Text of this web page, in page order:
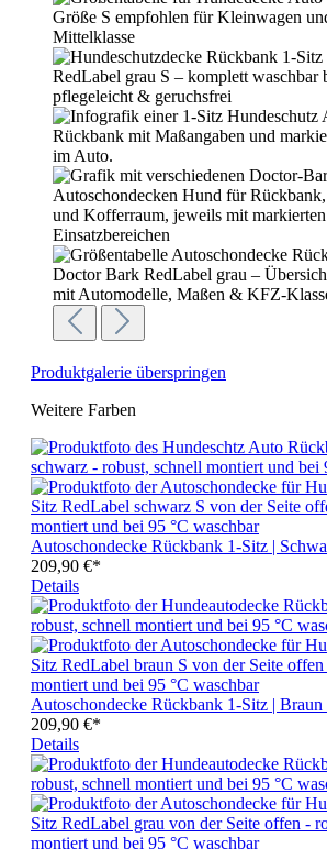
Produktgalerie überspringen
Weitere Farben
Autoschondecke Rückbank 1-Sitz |
209,90 €*
Details
Autoschondecke Rückbank 1-Sitz | Braun
209,90 €*
Details